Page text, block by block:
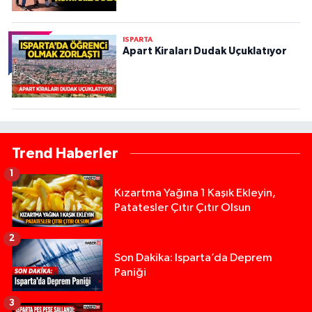
ISPARTA
Apart Kiraları Dudak Uçuklatıyor
Trend Haberler
Kızartma Yağına 1 Kaşık Ekleyin,
Patatesler Çıtır Çıtır Olsun
1
Son Dakika: Isparta’da Deprem
Paniği
2
3